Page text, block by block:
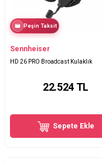
Peşin Taksit
Sennheiser
HD 26 PRO Broadcast Kulaklık
22.524TL
Sepete Ekle